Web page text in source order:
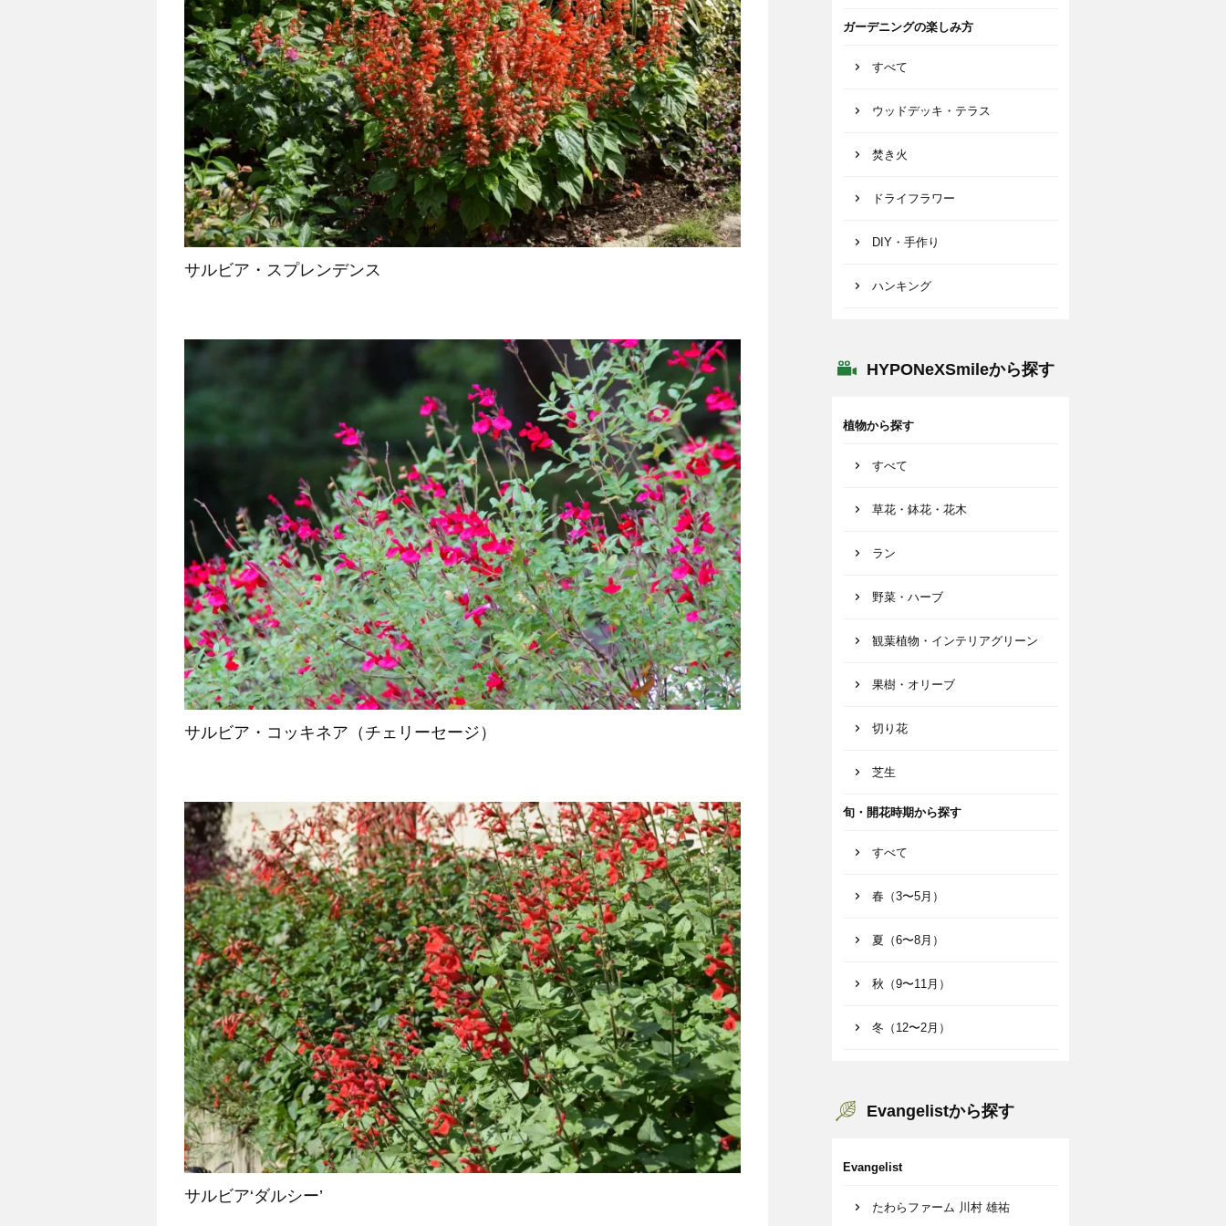
サルビア・スプレンデンス
サルビア・コッキネア（チェリーセージ）
サルビア‘ダルシー’
ガーデニングの楽しみ方
すべて
ウッドデッキ・テラス
焚き火
ドライフラワー
DIY・手作り
ハンキング
HYPONeXSmileから探す
植物から探す
すべて
草花・鉢花・花木
ラン
野菜・ハーブ
観葉植物・インテリアグリーン
果樹・オリーブ
切り花
芝生
旬・開花時期から探す
すべて
春（3〜5月）
夏（6〜8月）
秋（9〜11月）
冬（12〜2月）
Evangelistから探す
Evangelist
たわらファーム 川村 雄祐